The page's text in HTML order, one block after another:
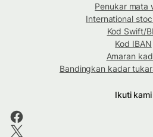
Penukar mata
International
Kod Swift/
Kod IBAN
Amaran
Bandingkan kadar
Ikuti kami